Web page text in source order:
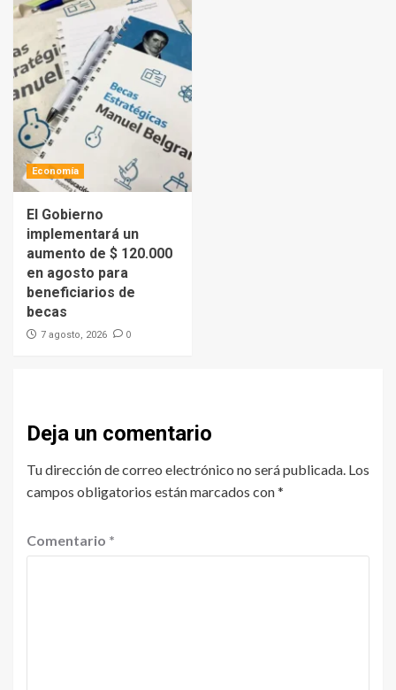
Economía
El Gobierno
implementará un
aumento de $ 120.000
en agosto para
beneficiarios de
becas
7 agosto, 2026 0
Deja un comentario
Tu dirección de correo electrónico no será publicada. Los
campos obligatorios están marcados con*
Comentario *